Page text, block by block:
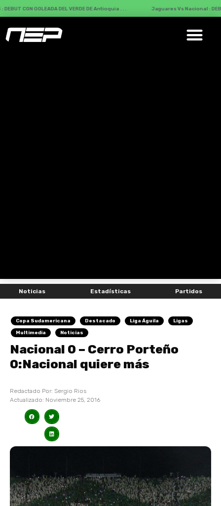
DEL VERDE DE Antioquia . . . Jaguares Vs Nacional : DEBUT liguero
Noticias Estadísticas Partidos
Copa Sudamericana Destacado Liga Águila
Ligas
Multimedia
Noticias
Nacional 0 – Cerro Porteño
0:Nacional quiere más
Redactado Por: Sergio Rios
Actualizado: Noviembre 25, 2016